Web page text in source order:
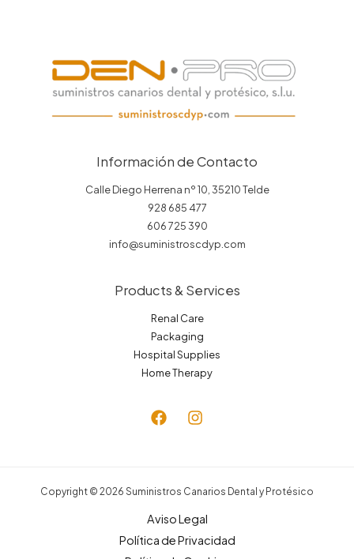
Información de Contacto
Calle Diego Herrena nº 10, 35210 Telde
928 685 477
606 725 390
info@suministroscdyp.com
Products & Services
Renal Care
Packaging
Hospital Supplies
Home Therapy
Copyright © 2026 Suministros Canarios Dental y Protésico
Aviso Legal
Política de Privacidad